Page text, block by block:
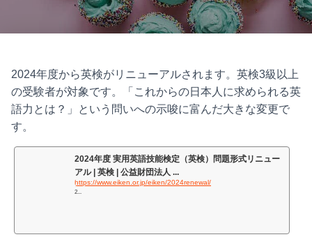
を
切
替
え
2024年度から英検がリニューアルされます。英検3級以上
の受験者が対象です。「これからの日本人に求められる英
語力とは？」という問いへの示唆に富んだ大きな変更で
す。
2024年度 実用英語技能検定（英検）問題形式リニュー
アル | 英検 | 公益財団法人 ...
https://www.eiken.or.jp/eiken/2024renewal/
2...